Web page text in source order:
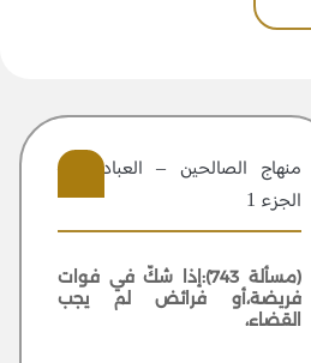
منهاج الصالحين – العبادات –
الجزء 1
(مسألة 743):إذا شكّ في فوات
فريضة،أو فرائض لم يجب
القضاء،